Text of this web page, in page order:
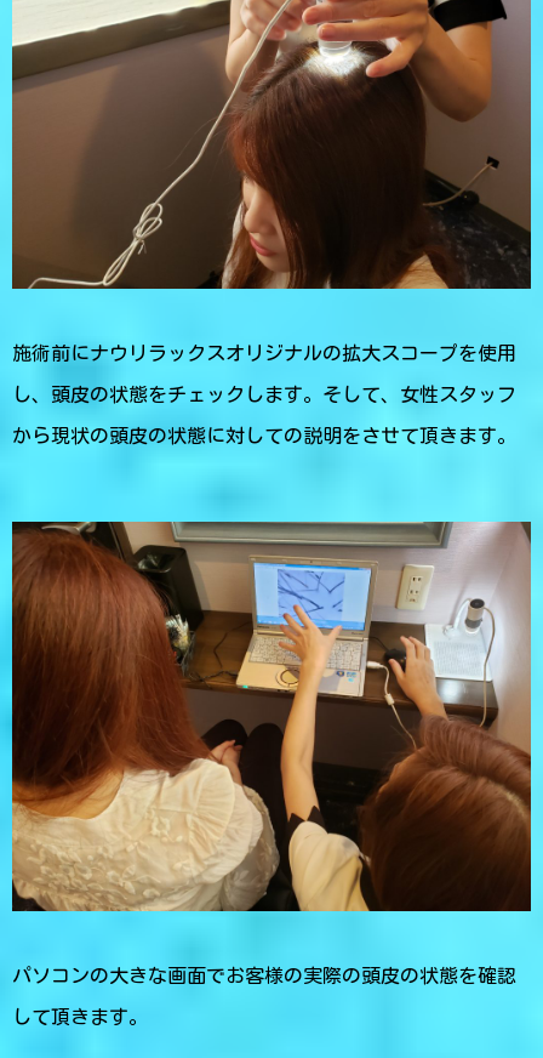
施術前にナウリラックスオリジナルの拡大スコープを使用
し、頭皮の状態をチェックします。そして、女性スタッフ
から現状の頭皮の状態に対しての説明をさせて頂きます。
パソコンの大きな画面でお客様の実際の頭皮の状態を確認
して頂きます。